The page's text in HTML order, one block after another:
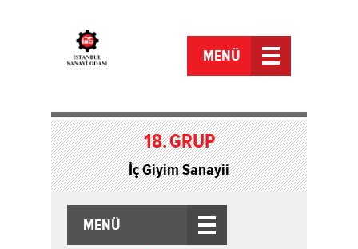
18.GRUP
İç Giyim Sanayii
MENÜ
MENÜ